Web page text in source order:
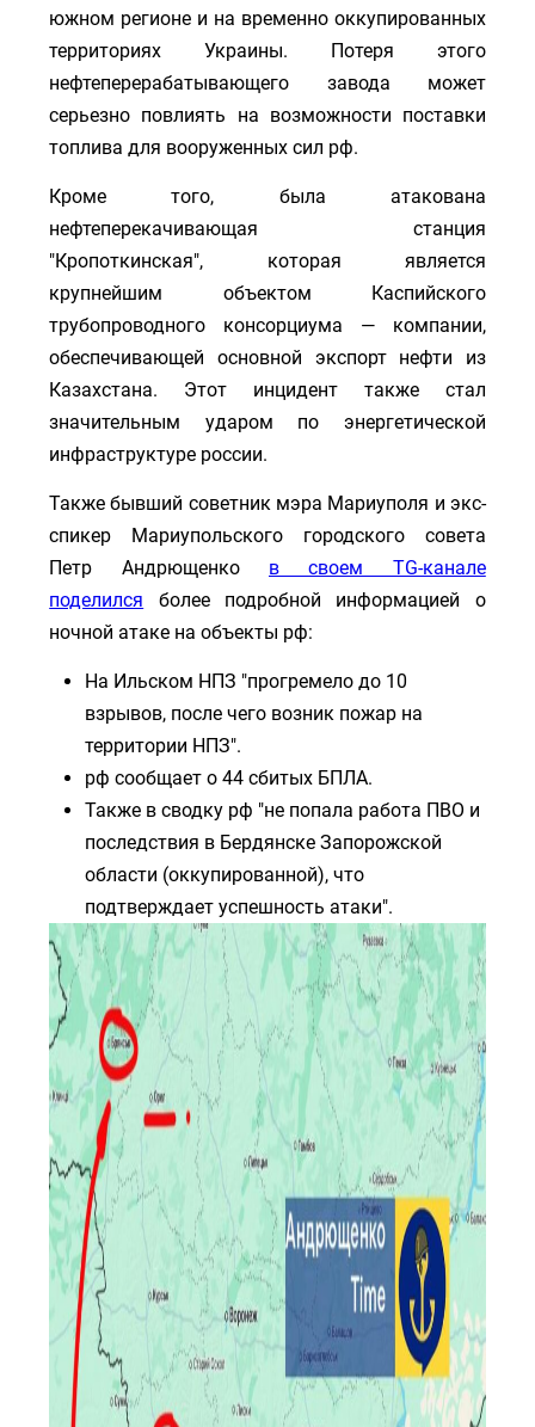
южном регионе и на временно оккупированных
территориях Украины. Потеря этого
нефтеперерабатывающего завода может
серьезно повлиять на возможности поставки
топлива для вооруженных сил рф.
Кроме того, была атакована
нефтеперекачивающая станция
"Кропоткинская", которая является
крупнейшим объектом Каспийского
трубопроводного консорциума — компании,
обеспечивающей основной экспорт нефти из
Казахстана. Этот инцидент также стал
значительным ударом по энергетической
инфраструктуре россии.
Также бывший советник мэра Мариуполя и экс-
спикер Мариупольского городского совета
Петр Андрющенко в своем TG-канале
поделился более подробной информацией о
ночной атаке на объекты рф:
На Ильском НПЗ "прогремело до 10
взрывов, после чего возник пожар на
территории НПЗ".
рф сообщает о 44 сбитых БПЛА.
Также в сводку рф "не попала работа ПВО и
последствия в Бердянске Запорожской
области (оккупированной), что
подтверждает успешность атаки".